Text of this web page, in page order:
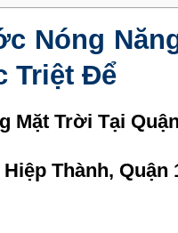
Nóng
Triệt Để
Mặt Trời Tại
Thành, Quận